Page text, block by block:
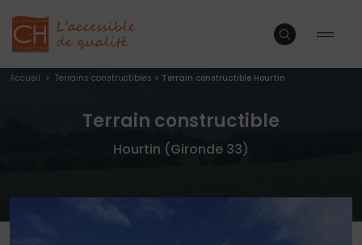
Accueil > Terrains constructibles > Terrain constructible Hourtin
Terrain constructible
Hourtin (Gironde 33)